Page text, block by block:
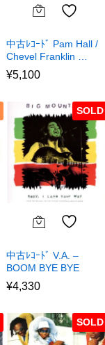
中古ﾚｺｰﾄﾞ Pam Hall /
Chevel Franklin …
¥5,100
SOLD
中古ﾚｺｰﾄﾞ V.A. –
BOOM BYE BYE
¥4,330
SOLD